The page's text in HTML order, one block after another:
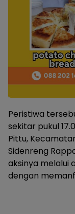
Peristiwa
sekitar pukul
Pittu,
Sidenreng
aksinya melalui
dengan